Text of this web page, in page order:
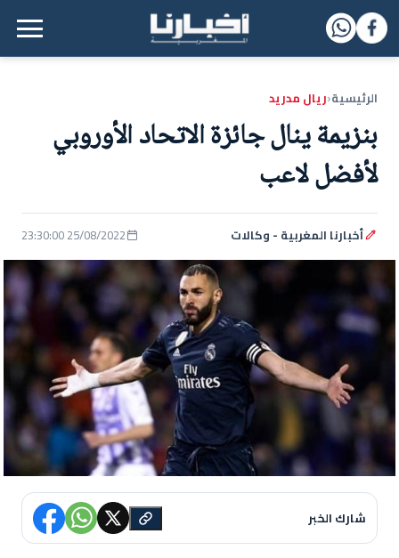
القائمة الرئيسية
الرئيسية‹ريال مدريد
بنزيمة ينال جائزة الاتحاد الأوروبي
لأفضل لاعب
أخبارنا المغربية - وكالات 25/08/2022 23:30:00
شارك الخبر